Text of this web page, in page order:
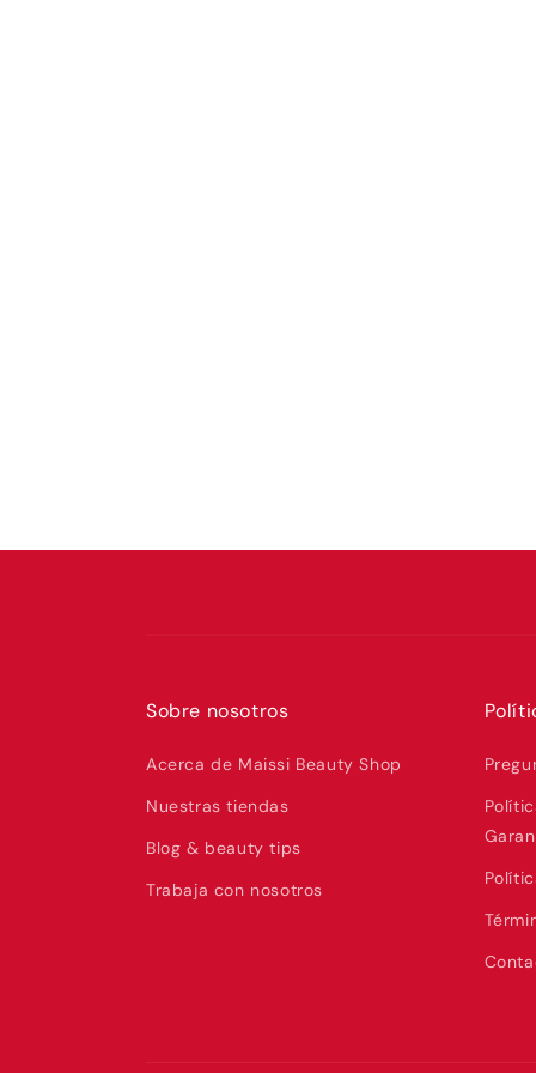
Sobre nosotros
Acerca de Maissi Beauty Shop
Nuestras tiendas
Blog & beauty tips
Trabaja con nosotros